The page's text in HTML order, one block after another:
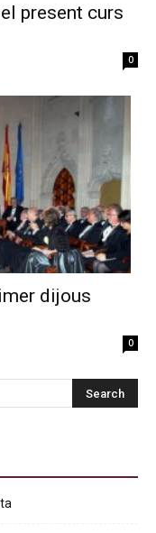
present curs
0
dijous
0